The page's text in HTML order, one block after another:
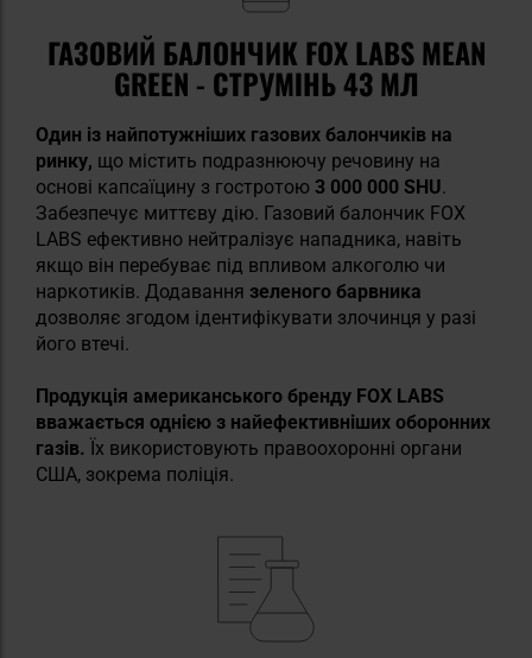
ГАЗОВИЙ БАЛОНЧИК FOX LABS MEAN
GREEN - СТРУМІНЬ 43 МЛ
Один із найпотужніших газових балончиків на
ринку, що містить подразнюючу речовину на
основі капсаїцину з гостротою 3 000 000 SHU.
Забезпечує миттєву дію. Газовий балончик FOX
LABS ефективно нейтралізує нападника, навіть
якщо він перебуває під впливом алкоголю чи
наркотиків. Додавання зеленого барвника
дозволяє згодом ідентифікувати злочинця у разі
його втечі.
Продукція американського бренду FOX LABS
вважається однією з найефективніших оборонних
газів. Їх використовують правоохоронні органи
США, зокрема поліція.